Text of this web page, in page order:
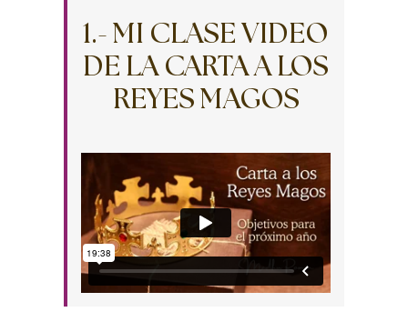
1.- MI CLASE VIDEO
DE LA CARTA A LOS
REYES MAGOS